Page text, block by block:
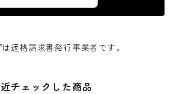
適格請求書発行事業者です。
チェックした商品